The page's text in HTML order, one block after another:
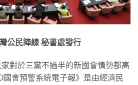
公民陣線 秘書處發行
對於三黨不過半的新國會情勢都高
國會預警系統電子報》是由經濟民